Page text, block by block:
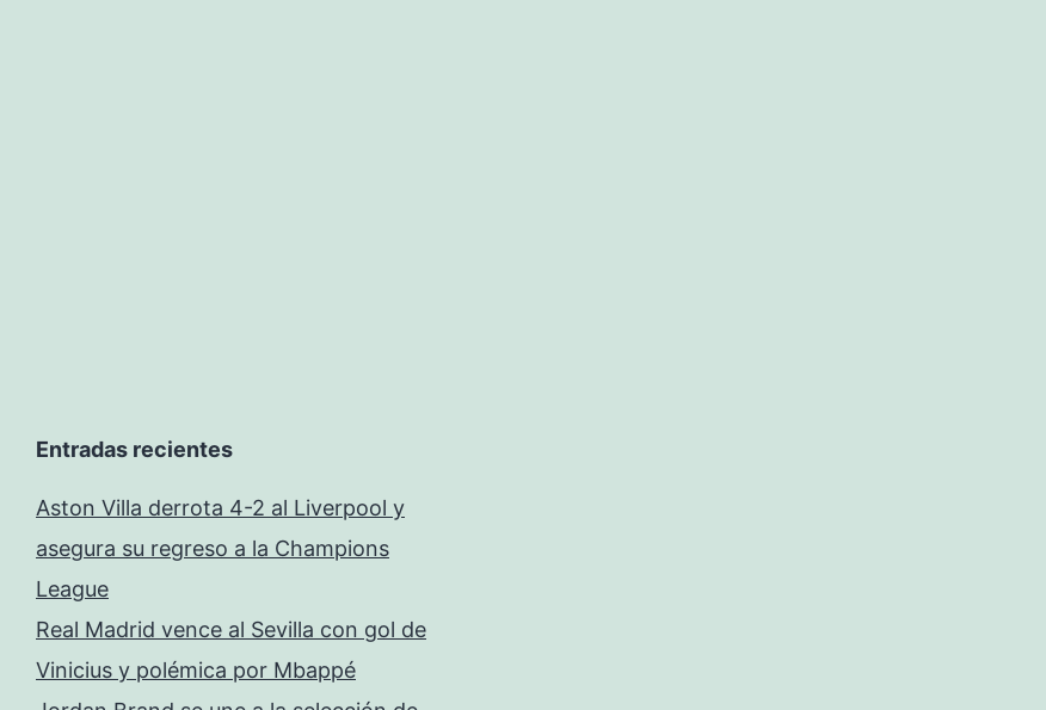
Entradas recientes
Aston Villa derrota 4-2 al Liverpool y
asegura su regreso a la Champions
League
Real Madrid vence al Sevilla con gol de
Vinicius y polémica por Mbappé